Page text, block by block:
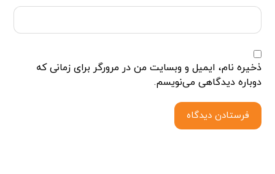
ذخیره نام، ایمیل و وبسایت من در مرورگر برای زمانی که
دوباره دیدگاهی می‌نویسم.
فرستادن دیدگاه